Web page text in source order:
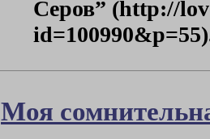
Серов” (http://
Моя